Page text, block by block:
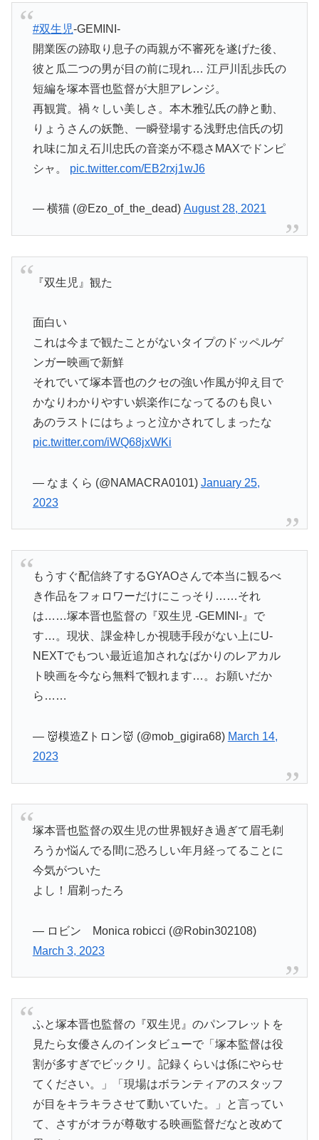
#双生児-GEMINI-
開業医の跡取り息子の両親が不審死を遂げた後、
彼と瓜二つの男が目の前に現れ… 江戸川乱歩氏の
短編を塚本晋也監督が大胆アレンジ。
再観賞。禍々しい美しさ。本木雅弘氏の静と動、
りょうさんの妖艶、一瞬登場する浅野忠信氏の切
れ味に加え石川忠氏の音楽が不穏さMAXでドンピ
シャ。 pic.twitter.com/EB2rxj1wJ6
— 横猫 (@Ezo_of_the_dead) August 28, 2021
『双生児』観た
面白い
これは今まで観たことがないタイプのドッペルゲ
ンガー映画で新鮮
それでいて塚本晋也のクセの強い作風が抑え目で
かなりわかりやすい娯楽作になってるのも良い
あのラストにはちょっと泣かされてしまったな
pic.twitter.com/iWQ68jxWKi
— なまくら (@NAMACRA0101) January 25,
2023
もうすぐ配信終了するGYAOさんで本当に観るべ
き作品をフォロワーだけにこっそり……それ
は……塚本晋也監督の『双生児 -GEMINI-』で
す…。現状、課金枠しか視聴手段がない上にU-
NEXTでもつい最近追加されなばかりのレアカル
ト映画を今なら無料で観れます…。お願いだか
ら……
— 👹模造Zトロン👹 (@mob_gigira68) March 14,
2023
塚本晋也監督の双生児の世界観好き過ぎて眉毛剃
ろうか悩んでる間に恐ろしい年月経ってることに
今気がついた
よし！眉剃ったろ
— ロビン Monica robicci (@Robin302108)
March 3, 2023
ふと塚本晋也監督の『双生児』のパンフレットを
見たら女優さんのインタビューで「塚本監督は役
割が多すぎでビックリ。記録くらいは係にやらせ
てください。」「現場はボランティアのスタッフ
が目をキラキラさせて動いていた。」と言ってい
て、さすがオラが尊敬する映画監督だなと改めて